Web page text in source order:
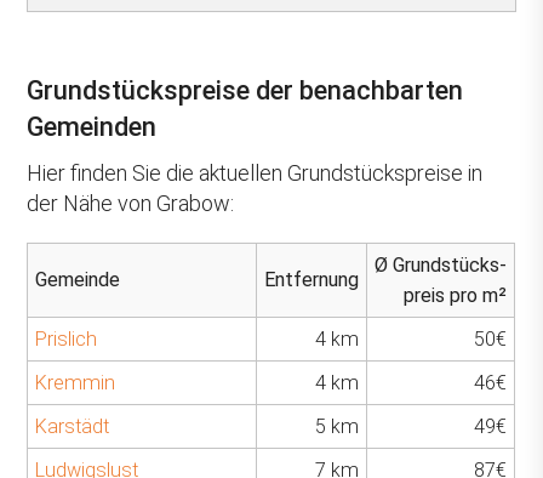
Grundstückspreise der benachbarten
Gemeinden
Hier finden Sie die aktuellen Grundstückspreise in
der Nähe von Grabow:
Gemeinde Entfernung
Ø Grundstücks-
preis pro m²
Prislich
4 km
50€
Kremmin
4 km
46€
Karstädt
5 km
49€
Ludwigslust
7 km 87€